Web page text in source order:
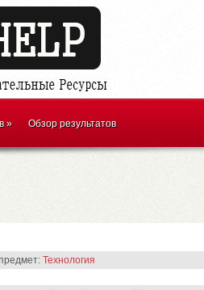
» Обзор результатов
Технология